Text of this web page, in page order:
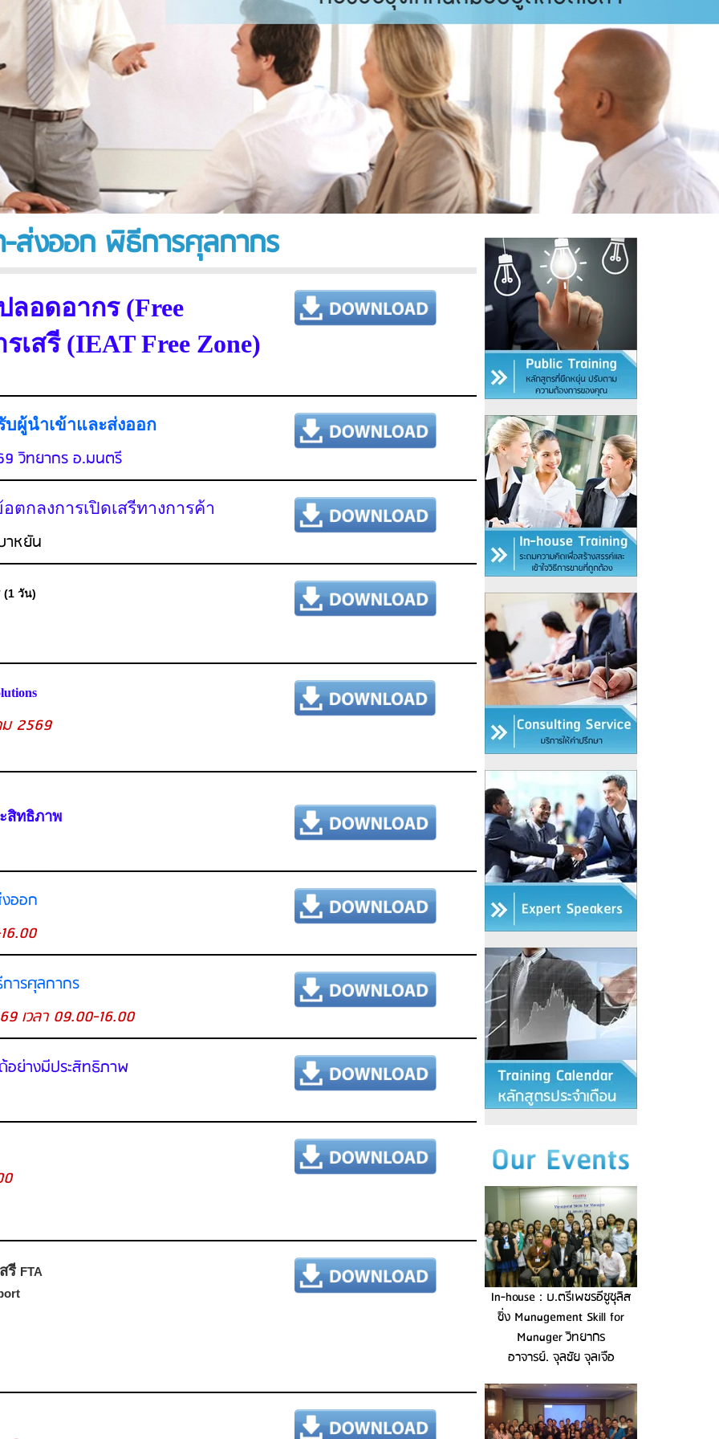
-ส่งออก พิธีการศุลกากร
อดอากร (Free
เสรี (IEAT Free Zone)
ผู้นำเข้าและส่งออก
วิทยากร อ.มนตรี
กลงการเปิดเสรีทางการค้า
าหยัน
(1 วัน)
2569
สิทธิภาพ
ออก
ารศุลกากร
เวลา 09.00-16.00
อย่างมีประสิทธิภาพ
รี FTA
In-house : บ.ตรีเพชรอีซูซุลิส
ซิ่ง Management Skill for
Manager วิทยากร
อาจารย์. จุลชัย จุลเจือ